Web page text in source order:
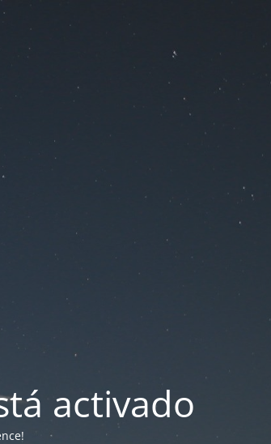
activado